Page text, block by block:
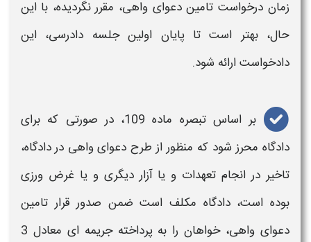
زمان درخواست تامین دعوای واهی، مقرر نگردیده، با این
حال، بهتر است تا پایان اولین جلسه دادرسی، این
دادخواستارائه شود.
بر اساس تبصره ماده 109، در صورتی که برای
دادگاه محرز شود که منظور از طرح دعوای واهی در دادگاه،
تاخیر در انجام تعهدات و یا آزار دیگری و یا غرض ورزی
بوده است، دادگاه مکلف است ضمن صدور قرار تامین
دعوای واهی
، خواهان را به پرداخته جریمه ای معادل 3